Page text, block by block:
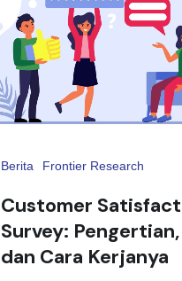
Berita Frontier Research
Customer
Survey:
dan Cara Kerjanya